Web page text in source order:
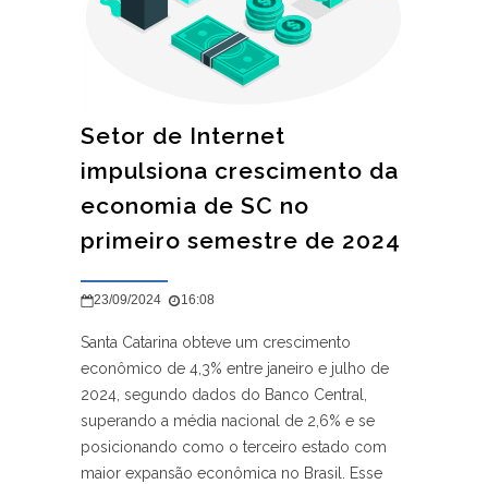
Setor de Internet
impulsiona crescimento da
economia de SC no
primeiro semestre de 2024
23/09/2024 16:08
Santa Catarina obteve um crescimento
econômico de 4,3% entre janeiro e julho de
2024, segundo dados do Banco Central,
superando a média nacional de 2,6% e se
posicionando como o terceiro estado com
maior expansão econômica no Brasil. Esse